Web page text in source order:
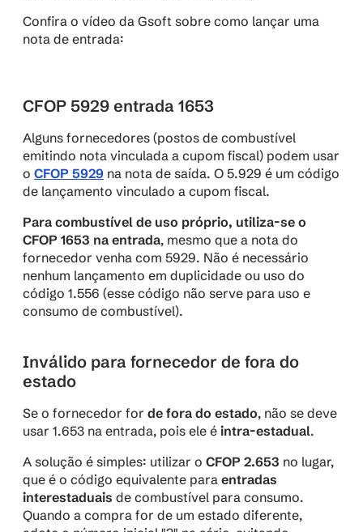
Confira o vídeo da Gsoft sobre como lançar uma
nota de entrada:
CFOP 5929 entrada 1653
Alguns fornecedores (postos de combustível
emitindo nota vinculada a cupom fiscal) podem usar
o CFOP 5929 na nota de saída. O 5.929 é um código
de lançamento vinculado a cupom fiscal.
Para combustível de uso próprio, utiliza-se o
CFOP 1653 na entrada, mesmo que a nota do
fornecedor venha com 5929. Não é necessário
nenhum lançamento em duplicidade ou uso do
código 1.556 (esse código não serve para uso e
consumo de combustível).
Inválido para fornecedor de fora do
estado
Se o fornecedor for de fora do estado, não se deve
usar 1.653 na entrada, pois ele é intra-estadual.
A solução é simples: utilizar o CFOP 2.653 no lugar,
que é o código equivalente para entradas
interestaduais de combustível para consumo.
Quando a compra for de um estado diferente,